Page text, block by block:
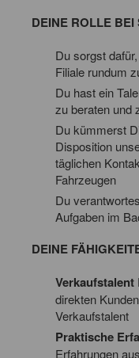
DEINE ROLLE BEI
Du sorgst
Filiale rundum
Du hast ein
zu beraten und
Du kümmerst
Disposition
täglichen
Fahrzeugen
Du
Aufgaben im
DEINE
Verkaufstalent
direkten
Verkaufstalent
Praktische
Erfahrungen